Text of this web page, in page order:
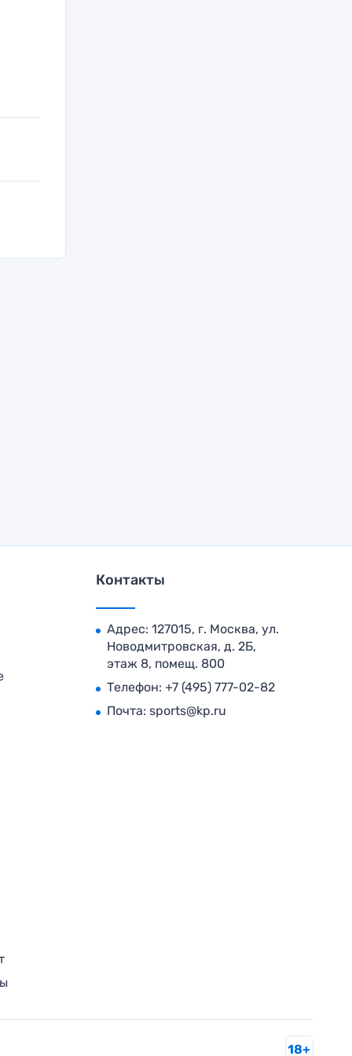
Контакты
Адрес: 127015, г. Москва, ул.
Новодмитровская, д. 2Б,
этаж 8, помещ. 800
Телефон: +7 (495) 777-02-82
Почта: sports@kp.ru
18+